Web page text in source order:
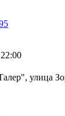
улица